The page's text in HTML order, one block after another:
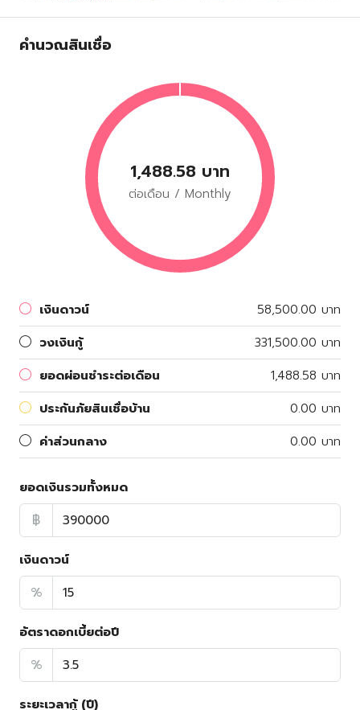
คำนวณสินเชื่อ
1,488.58 บาท
ต่อเดือน / Monthly
เงินดาวน์
58,500.00 บาท
วงเงินกู้
331,500.00 บาท
ยอดผ่อนชำระต่อเดือน
1,488.58 บาท
ประกันภัยสินเชื่อบ้าน
0.00 บาท
ค่าส่วนกลาง
0.00 บาท
ยอดเงินรวมทั้งหมด
฿
เงินดาวน์
%
อัตราดอกเบี้ยต่อปี
%
ระยะเวลากู้ (ปี)